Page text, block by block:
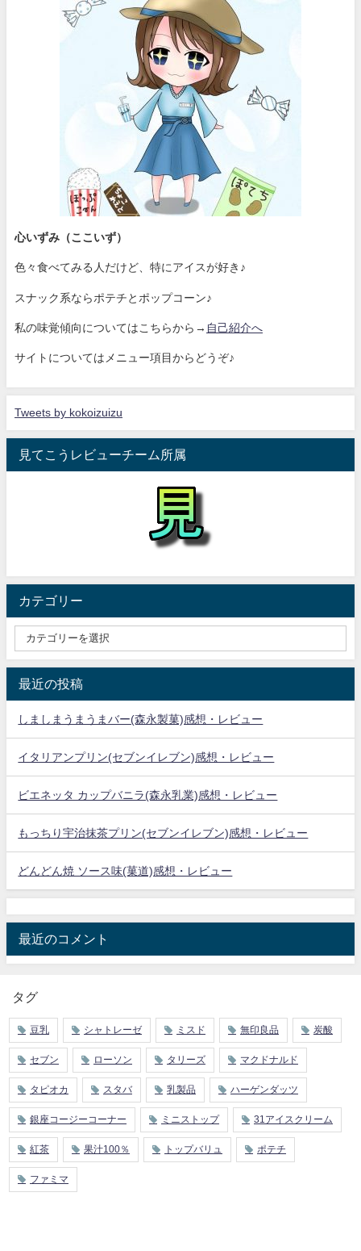
心いずみ（ここいず）
色々食べてみる人だけど、特にアイスが好き♪
スナック系ならポテチとポップコーン♪
私の味覚傾向についてはこちらから→ 自己紹介へ
サイトについてはメニュー項目からどうぞ♪
Tweets by kokoizuizu
見てこうレビューチーム所属
カテゴリー
最近の投稿
しましまうまうまバー(森永製菓)感想・レビュー
イタリアンプリン(セブンイレブン)感想・レビュー
ビエネッタ カップバニラ(森永乳業)感想・レビュー
もっちり宇治抹茶プリン(セブンイレブン)感想・レビュー
どんどん焼 ソース味(菓道)感想・レビュー
最近のコメント
タグ
豆乳 シャトレーゼ ミスド 無印良品 炭酸
セブン ローソン タリーズ マクドナルド
タピオカ スタバ 乳製品 ハーゲンダッツ
銀座コージーコーナー ミニストップ 31アイスクリーム
紅茶 果汁100％ トップバリュ ポテチ
ファミマ